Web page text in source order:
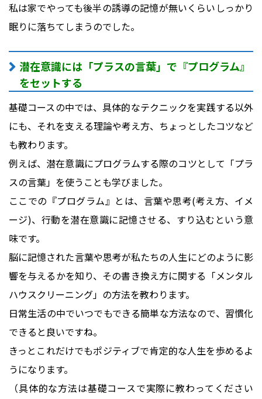
私は家でやっても後半の誘導の記憶が無いくらいしっかり
眠りに落ちてしまうのでした。
潜在意識には「プラスの言葉」で『プログラム』
をセットする
基礎コースの中では、具体的なテクニックを実践する以外
にも、それを支える理論や考え方、ちょっとしたコツなど
も教わります。
例えば、潜在意識にプログラムする際のコツとして「プラ
スの言葉」を使うことも学びました。
ここでの『プログラム』とは、言葉や思考(考え方、イメ
ージ)、行動を潜在意識に記憶させる、すり込むという意
味です。
脳に記憶された言葉や思考が私たちの人生にどのように影
響を与えるかを知り、その書き換え方に関する「メンタル
ハウスクリーニング」の方法を教わります。
日常生活の中でいつでもできる簡単な方法なので、習慣化
できると良いですね。
きっとこれだけでもポジティブで肯定的な人生を歩めるよ
うになります。
（具体的な方法は基礎コースで実際に教わってください